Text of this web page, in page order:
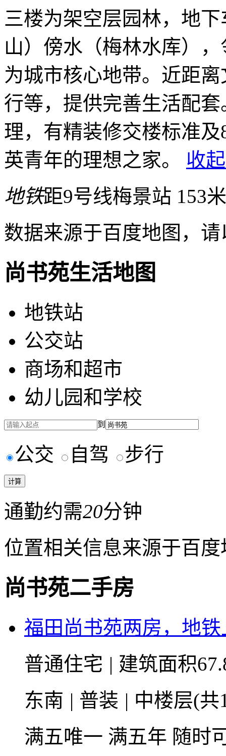
三楼为架空层园林，地
山）傍水（梅林水库）
为城市核心地带。近距
行等，提供完善生活配
理，有精装修交楼标准
英青年的理想之家。 收
地铁距9号线梅景站 153米
数据来源于百度地图，
尚书苑生活地图
地铁站
公交站
商场和超市
幼儿园和学校
到
公交 自驾 步行
通勤约需20分钟
位置相关信息来源于百
尚书苑二手房
福田尚书苑两房，地
普通住宅 | 建筑面积
东南 | 普装 | 中楼层(
满五唯一 满五年 随时